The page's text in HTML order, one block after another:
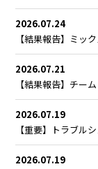
2026.07.24
【結果報告】ミッ
2026.07.21
【結果報告】チー
2026.07.19
【重要】トラブル
2026.07.19